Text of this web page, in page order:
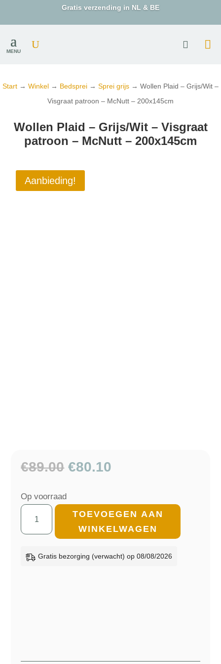
Gratis verzending in NL & BE
MENU
Start → Winkel → Bedsprei → Sprei grijs → Wollen Plaid – Grijs/Wit –
Visgraat patroon – McNutt – 200x145cm
Wollen Plaid – Grijs/Wit – Visgraat
patroon – McNutt – 200x145cm
Aanbieding!
€89.00 Oorspronkelijke
€89.00.
€80.10
€80.10.
Op voorraad
Wollen
Grijs/Wit
200x145cm
TOEVOEGEN AAN
WINKELWAGEN
Gratis bezorging (verwacht) op 08/08/2026